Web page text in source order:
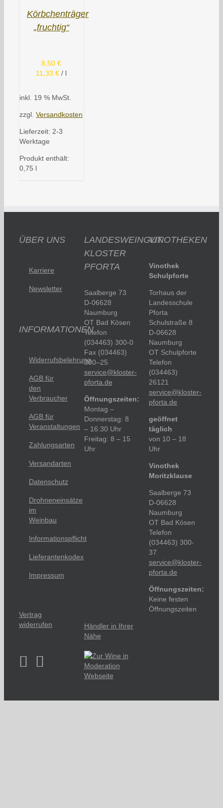
Körbchenträger
„fruchtig“
8,50€
11,33€ / l
inkl. 19 % MwSt.
zzgl. Versandkosten
Lieferzeit: 2-3
Werktage
Produkt enthält:
0,75 l
ÜBER UNS
Karriere
Newsletter
INFORMATIONEN
Widerrufsbelehrung
AGB für
den
Verbraucher
AGB für
Veranstaltungen
Zahlungsarten
Versandarten
Datenschutz
Drohneneinsätze
im
Weinbau
Informationspflicht
Lieferantenkodex
Impressum
Vertrag
widerrufen
LANDESWEINGUT
KLOSTER
PFORTA
Saalberge 73
D-06628
Naumburg
OT Bad Kösen
Telefon
(034463) 300-0
Fax (034463)
300–25
service@kloster-
pforta.de
Öffnungszeiten:
Montag –
Donnerstag: 8
– 16:30 Uhr
Freitag: 8 – 15
Uhr
VINOTHEKEN
Vinothek
Schulpforte
Torhaus der
Landesschule
Pforta
Schulstraße 8
D-06628
Naumburg
OT Schulpforte
Telefon
(034463)
26121
service@kloster-
pforta.de
geöffnet
täglich
von 10 – 18
Uhr
Vinothek
Moritzklause
Saalberge 73
D-06628
Naumburg
OT Bad Kösen
Telefon
(034463) 300-
37
service@kloster-
pforta.de
Öffnungszeiten:
Keine festen
Öffnungszeiten
Händler in Ihrer
Nähe